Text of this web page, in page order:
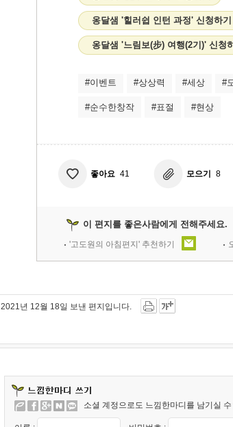
옹달샘 '힐러쉽 인턴 과정' 신청하기
옹달샘 '느림보(步) 여행(2기)' 신청
#이벤트 #상상력 #세상 #
#순수한창작 #표절 #현상
좋아요 41 모으기 8
이 편지를 좋은사람에게 전해주세요.
'고도원의 아침편지' 추천하기
2021년 12월 18일 보낸 편지입니다.
소셜 계정으로도 느낌한마디를 남기실